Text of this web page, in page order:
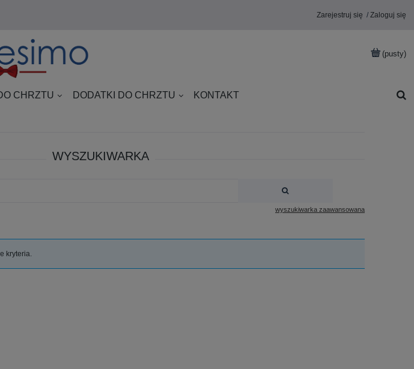
Zarejestruj się Zaloguj się
(pusty)
CHRZTU DODATKI DO CHRZTU KONTAKT
WYSZUKIWARKA
wyszukiwarka zaawansowana
kryteria.